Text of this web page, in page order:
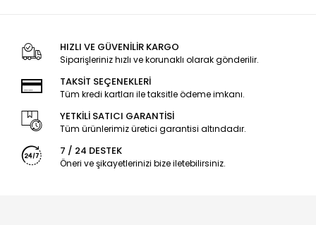
HIZLI VE GÜVENİLİR KARGO
Siparişleriniz hızlı ve korunaklı olarak gönderilir.
TAKSİT SEÇENEKLERİ
Tüm kredi kartları ile taksitle ödeme imkanı.
YETKİLİ SATICI GARANTİSİ
Tüm ürünlerimiz üretici garantisi altındadır.
7 / 24 DESTEK
Öneri ve şikayetlerinizi bize iletebilirsiniz.